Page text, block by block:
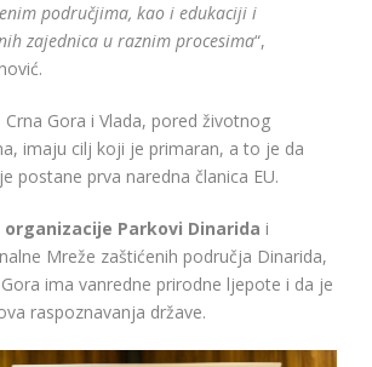
područjima, kao i edukaciji i
zajednica u raznim procesima“,
Gora i Vlada, pored životnog
imaju cilj koji je primaran, a to je da
postane prva naredna članica EU.
Parkovi Dinarida i
Mreže zaštićenih područja Dinarida,
ima vanredne prirodne ljepote i da je
raspoznavanja države.